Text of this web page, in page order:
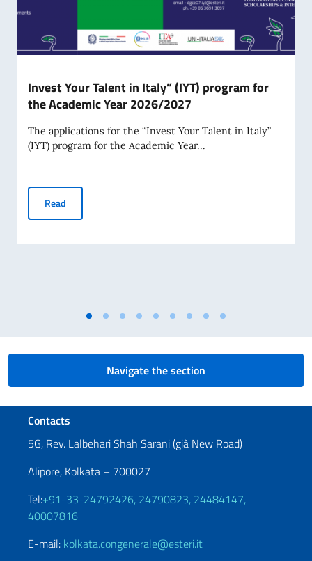
Invest Your Talent in Italy” (IYT) program for
the Academic Year 2026/2027
The applications for the “Invest Your Talent in Italy”
(IYT) program for the Academic Year...
Read
Navigate the section
Footer section
Contacts
5G, Rev. Lalbehari Shah Sarani (già New Road)
Alipore, Kolkata – 700027
Tel:+91-33-24792426, 24790823, 24484147,
40007816
E-mail: kolkata.congenerale@esteri.it